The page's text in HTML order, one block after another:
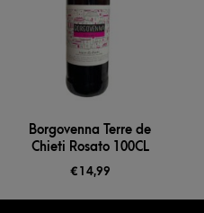
Borgovenna Terre de
Chieti Rosato 100CL
€ 14,99